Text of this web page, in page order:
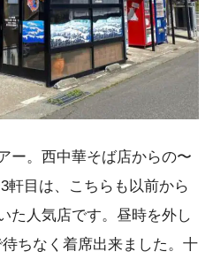
ー。西中華そば店からの〜
軒目は、こちらも以前から
た人気店です。昼時を外し
ちなく着席出来ました。十